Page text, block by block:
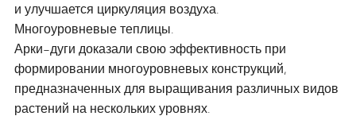
и улучшается циркуляция воздуха.
Многоуровневые теплицы.
Арки-дуги доказали свою эффективность при
формировании многоуровневых конструкций,
предназначенных для выращивания различных видов
растений на нескольких уровнях.